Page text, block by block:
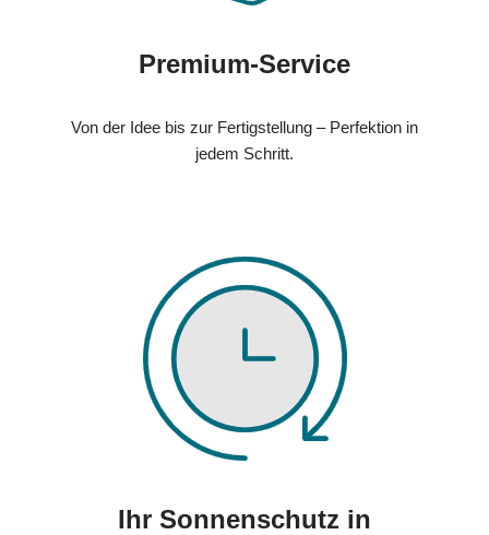
Premium-Service
Von der Idee bis zur Fertigstellung – Perfektion in
jedem Schritt.
Ihr Sonnenschutz in